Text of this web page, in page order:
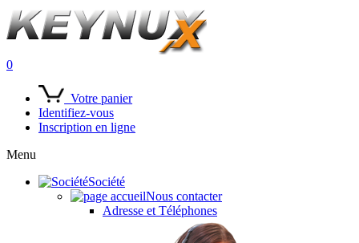
0
Votre panier
Identifiez-vous
Inscription en ligne
Menu
Société
Nous contacter
Adresse et Téléphones